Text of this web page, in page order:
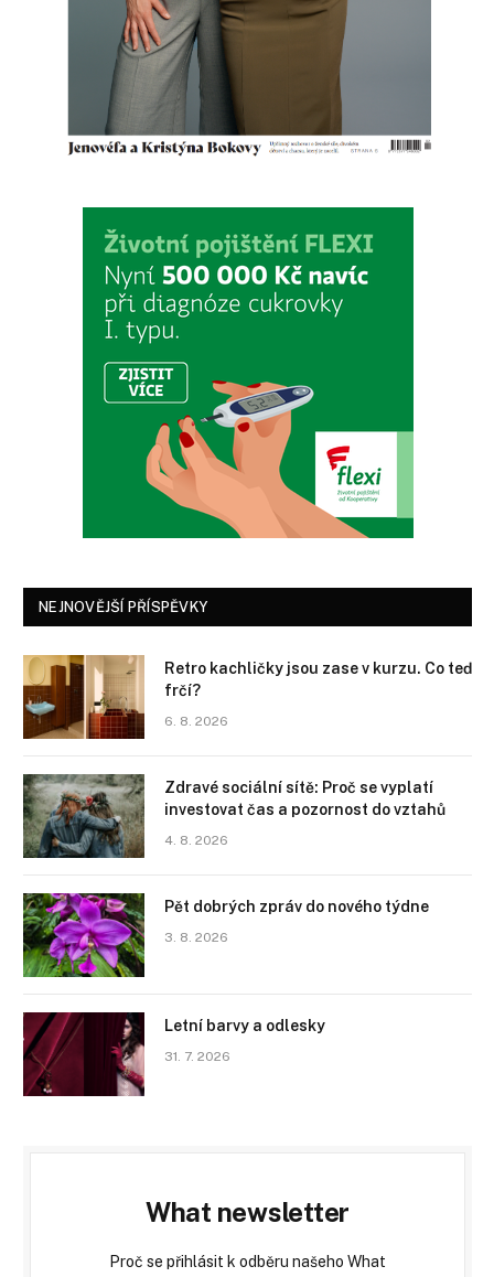
NEJNOVĚJŠÍ PŘÍSPĚVKY
Retro kachličky jsou zase v kurzu. Co teď
frčí?
6. 8. 2026
Zdravé sociální sítě: Proč se vyplatí
investovat čas a pozornost do vztahů
4. 8. 2026
Pět dobrých zpráv do nového týdne
3. 8. 2026
Letní barvy a odlesky
31. 7. 2026
What newsletter
Proč se přihlásit k odběru našeho What